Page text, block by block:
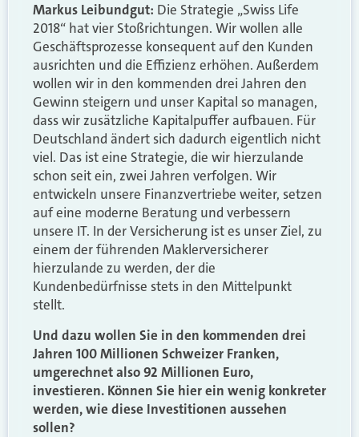
Markus Leibundgut: Die Strategie „Swiss Life
2018“ hat vier Stoßrichtungen. Wir wollen alle
Geschäftsprozesse konsequent auf den Kunden
ausrichten und die Effizienz erhöhen. Außerdem
wollen wir in den kommenden drei Jahren den
Gewinn steigern und unser Kapital so managen,
dass wir zusätzliche Kapitalpuffer aufbauen. Für
Deutschland ändert sich dadurch eigentlich nicht
viel. Das ist eine Strategie, die wir hierzulande
schon seit ein, zwei Jahren verfolgen. Wir
entwickeln unsere Finanzvertriebe weiter, setzen
auf eine moderne Beratung und verbessern
unsere IT. In der Versicherung ist es unser Ziel, zu
einem der führenden Maklerversicherer
hierzulande zu werden, der die
Kundenbedürfnisse stets in den Mittelpunkt
stellt.
Und dazu wollen Sie in den kommenden drei
Jahren 100 Millionen Schweizer Franken,
umgerechnet also 92 Millionen Euro,
investieren. Können Sie hier ein wenig konkreter
werden, wie diese Investitionen aussehen
sollen?